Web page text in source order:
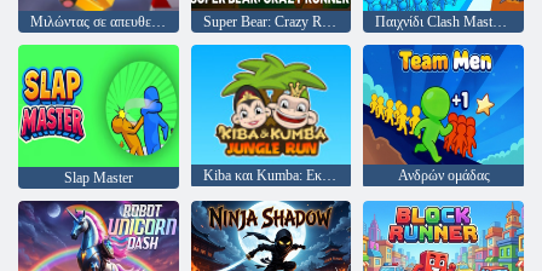
Μιλώντας σε απευθείας σύνδεση χρυσό σε απευθείας σύνδεση Super Bear: Crazy Runner Παιχνίδι Clash Master Running
Slap Master Kiba και Kumba: Εκτέλεση ζούγκλας Ανδρών ομάδας